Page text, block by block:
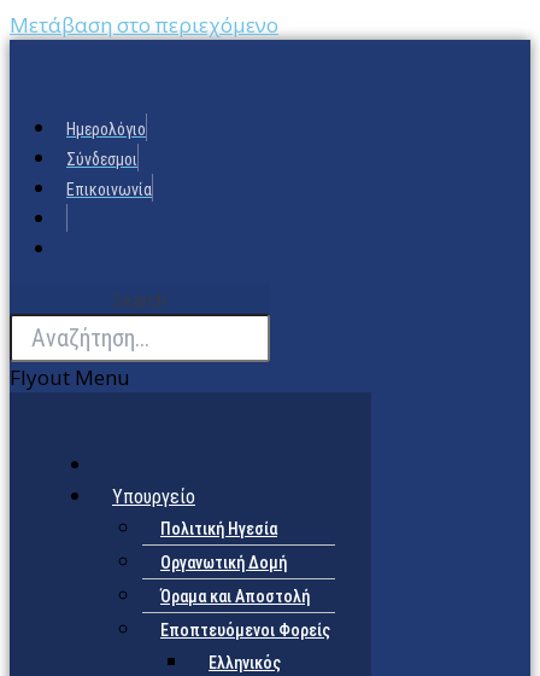
Μετάβαση στο περιεχόμενο
Ημερολόγιο
Σύνδεσμοι
Επικοινωνία
Search
Flyout Menu
Υπουργείο
Πολιτική Ηγεσία
Οργανωτική Δομή
Όραμα και Αποστολή
Εποπτευόμενοι Φορείς
Eλληνικός